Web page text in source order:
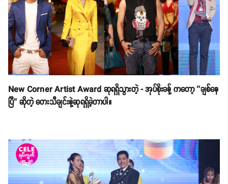
New Corner Artist Award ဆုရရှိသွားတဲ့ - အုပ်စိုးခန့် ကတော့ ‘’ချစ်နေ
ပြီ’’ ဆိုတဲ့ တေးသီချင်းနဲ့ဆုရရှိခဲ့တာပါ။